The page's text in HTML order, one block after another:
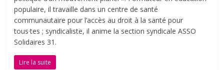
populaire, il travaille dans un centre de santé
communautaire pour l’accès au droit à la santé pour
tous·tes ; syndicaliste, il anime la section syndicale ASSO
Solidaires 31.
Lire la suite